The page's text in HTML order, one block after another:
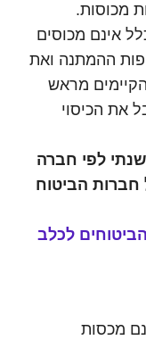
מכוסים
ואת
מראש
חברה
לכלב